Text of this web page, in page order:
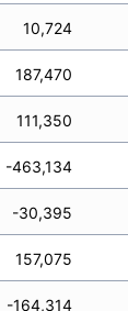
10,724
187,470
111,350
-463,134
-30,395
157,075
-164,314